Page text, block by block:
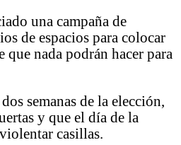
una campaña de
de espacios para colocar
nada podrán hacer para
semanas de la elección,
y que el día de la
casillas.